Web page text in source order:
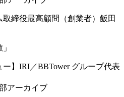
取締役最高顧問（創業者）飯田
アーカイブ